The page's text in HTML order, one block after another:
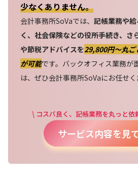
少なくありません。
会計事務所SoVaでは、 記帳業務や
く、社会保険などの役所手続き、さ
や節税アドバイスを29,800円〜丸ご
が可能です。バックオフィス業務が
は、ぜひ会計事務所SoVaにお任せく
\ コスパ良く、記帳業務を丸っと
サービス内容を見